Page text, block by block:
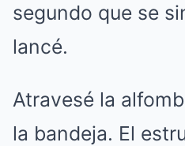
segundo que se
lancé.
Atravesé la
la bandeja. El